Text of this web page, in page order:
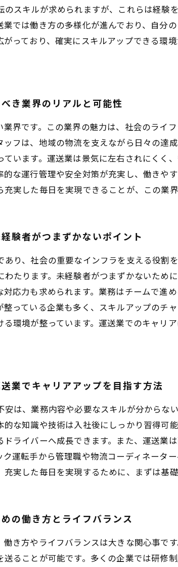
スキルが求められますが、これらは経験
では働き方の多様化が進んでおり、自分
っており、確実にスキルアップできる環
き業界のリアルと可能性
界です。この業界の魅力は、社会のライ
フは、地域の物流を支えながら日々の達
います。運送業は景気に左右されにくく
な運行管理や安全対策が充実し、働きや
実した毎日を実現できることが、この業界
験者がつまずかないポイント
り、社会の重要なインフラを支える役割
たります。未経験者がつまずかないため
応力も求められます。業務はチームで進
っている企業も多く、スキルアップのチ
環境が整っています。運送業でのキャリ
業でキャリアアップを目指す方法
は、業務内容や必要なスキルが分から
な知識や技術は入社後にしっかり習得可
ライバーへ成長できます。また、運送業
運転手から管理職や物流コーディネータ
実した毎日を実現するために、まずは基
の働き方とライフバランス
き方やライフバランスは大きな関心事で
ることが可能です。多くの企業では研修